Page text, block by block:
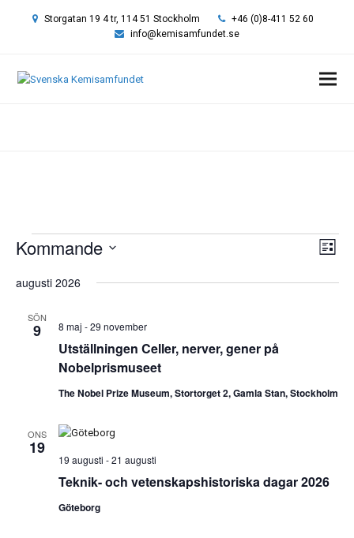
Storgatan 19 4 tr, 114 51 Stockholm
+46 (0)8-411 52 60
info@kemisamfundet.se
Event
Vy-
Lista
Kommande
datum.
augusti 2026
SÖN
9
Utställningen Celler, nerver, gener på
Nobelprismuseet
8 maj -29 november
The Nobel Prize Museum, Stortorget 2, Gamla Stan, Stockholm
ONS
19
Teknik- och vetenskapshistoriska dagar 2026
19 augusti -21 augusti
Göteborg